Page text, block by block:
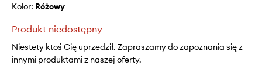
Kolor: różowy
Produkt niedostępny
Niestety ktoś Cię uprzedził. Zapraszamy do zapoznania się z
innymi produktami z naszej oferty.